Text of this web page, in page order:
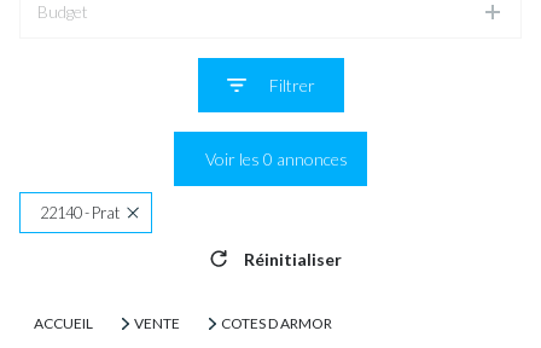
Budget
Filtrer
Voir les 0 annonces
22140 - Prat
Réinitialiser
ACCUEIL VENTE COTES D ARMOR